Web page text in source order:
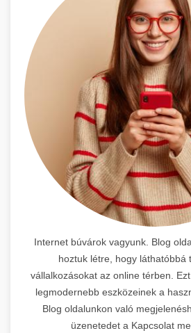
Internet búvárok vagyunk. Blog
hoztuk létre, hogy láthatóbbá
vállalkozásokat az online térben. Ezt
legmodernebb eszközeinek a
Blog oldalunkon való
üzenetedet a Kapcsolat